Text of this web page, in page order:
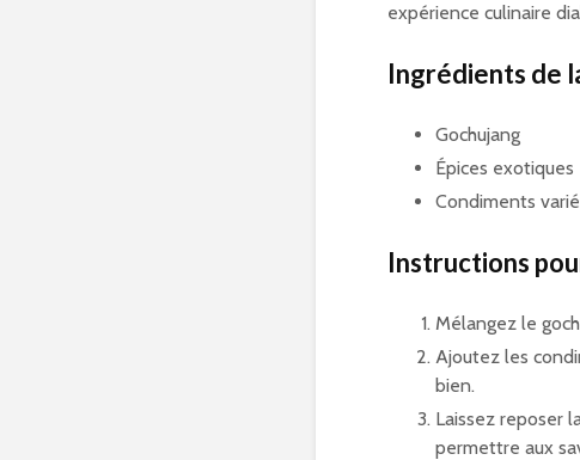
expérience culinaire
Ingrédients de
Gochujang
Épices exotiques
Condiments
Instructions
Mélangez le
Ajoutez les
bien.
Laissez reposer
permettre aux